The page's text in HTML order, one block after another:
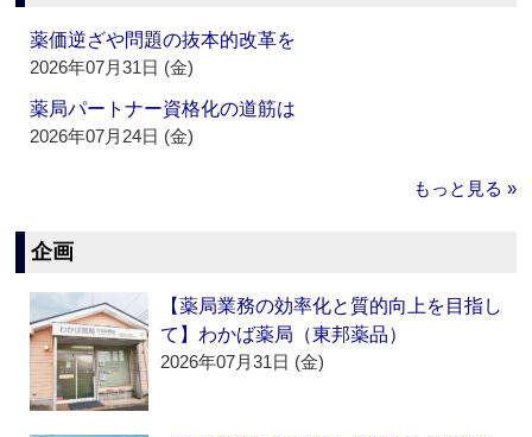
薬価逆ざや問題の抜本的改革を
2026年07月31日 (金)
薬局パートナー資格化の道筋は
2026年07月24日 (金)
もっと見る »
企画
【薬局業務の効率化と質的向上を目指し
て】わかば薬局（東邦薬品）
2026年07月31日 (金)